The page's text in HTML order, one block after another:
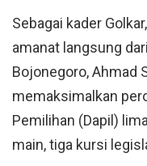
Sebagai kader
amanat langsung
Bojonegoro, Ahmad
memaksimalkan
Pemilihan (Dapil)
main, tiga kursi